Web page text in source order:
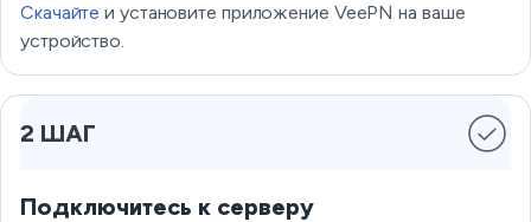
Скачайте и установите приложение VeePN на ваше
устройство.
2 ШАГ
Подключитесь к серверу